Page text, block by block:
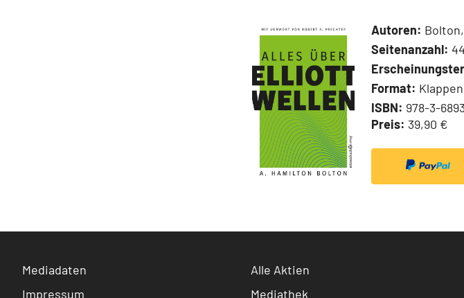
Autoren:
Seitenanzahl:
Format:
ISBN: 978-3-
Preis: 39,90 €
Mediadaten
Impressum
Alle Aktien
Mediathek